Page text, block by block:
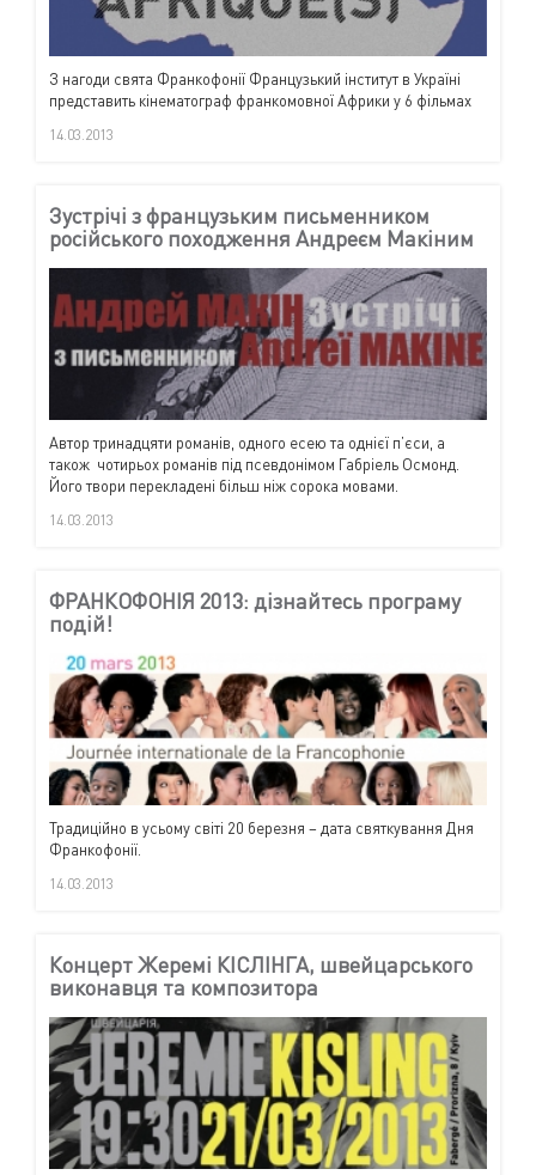
З нагоди свята Франкофонії Французький інститут в Україні
представить кінематограф франкомовної Африки у 6 фільмах
14.03.2013
Зустрічі з французьким письменником
російського походження Андреєм Макіним
Автор тринадцяти романів, одного есею та однієї п’єси, а
також чотирьох романів під псевдонімом Габріель Осмонд.
Його твори перекладені більш ніж сорока мовами.
14.03.2013
ФРАНКОФОНІЯ 2013: дізнайтесь програму
подій!
Традиційно в усьому світі 20 березня – дата святкування Дня
Франкофонії.
14.03.2013
Концерт Жеремі КІСЛІНГА, швейцарського
виконавця та композитора